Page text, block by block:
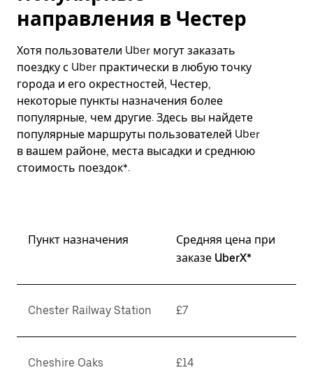
направления в Честер
Хотя пользователи Uber могут заказать
поездку с Uber практически в любую точку
города и его окрестностей, Честер,
некоторые пункты назначения более
популярные, чем другие. Здесь вы найдете
популярные маршруты пользователей Uber
в вашем районе, места высадки и среднюю
стоимость поездок*.
Пункт назначения
Средняя цена при
заказе UberX*
Chester Railway Station £7
Cheshire Oaks
£14